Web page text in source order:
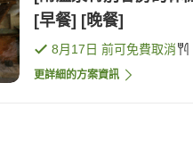
[早餐] [晚餐]
8月17日 前可免費取消
更詳細的方案資訊